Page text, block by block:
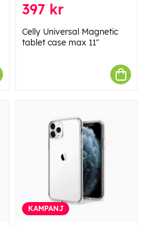
397 kr
Celly Universal Magnetic
tablet case max 11"
KAMPANJ